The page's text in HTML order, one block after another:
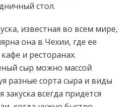
стол.
известная во всем мире,
она в Чехии, где ее
и ресторанах.
сыр можно массой
разные сорта сыра и виды
всегда придется